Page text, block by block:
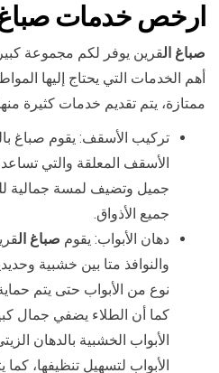
ارخص خدمات صباغ
صباغ القرين يوفر لكم مجموعة
أهم الخدمات التي يحتاج إليها
ممتازة، يتم تقديم خدمات كثيرة
تركيب الأسقف: يقوم صباغ
الأسقف المعلقة والتي
جميل وتضيف لمسة جمالية
جميع الأذواق.
دهان الأبواب: يقوم صباغ ال
والنوافذ متا بين خشبية
نوع من الأبواب حتى يتم
كما أن الطلاء يضفي جمال
الأبواب الخشبية بالدهان
الأبواب لتسهيل تنظيفها،